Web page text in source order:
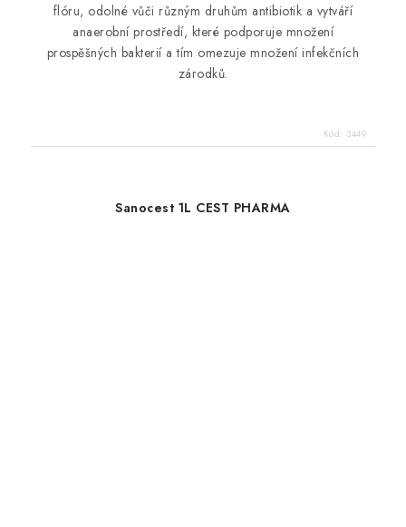
flóru, odolné vůči různým druhům antibiotik a vytváří
anaerobní prostředí, které podporuje množení
prospěšných bakterií a tím omezuje množení infekčních
zárodků.
Kód: 3449
Sanocest 1L CEST PHARMA